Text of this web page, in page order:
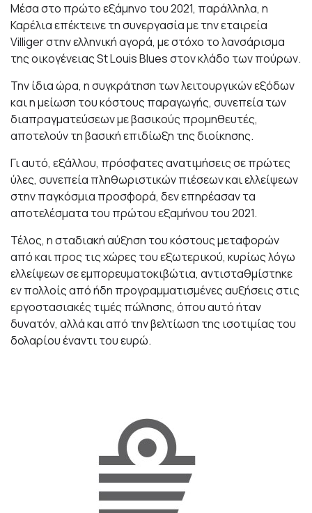
Μέσα στο πρώτο εξάμηνο του 2021, παράλληλα, η
Καρέλια επέκτεινε τη συνεργασία με την εταιρεία
Villiger στην ελληνική αγορά, με στόχο το λανσάρισμα
της οικογένειας St Louis Blues στον κλάδο των πούρων.
Την ίδια ώρα, η συγκράτηση των λειτουργικών εξόδων
και η μείωση του κόστους παραγωγής, συνεπεία των
διαπραγματεύσεων με βασικούς προμηθευτές,
αποτελούν τη βασική επιδίωξη της διοίκησης.
Γι αυτό, εξάλλου, πρόσφατες ανατιμήσεις σε πρώτες
ύλες, συνεπεία πληθωριστικών πιέσεων και ελλείψεων
στην παγκόσμια προσφορά, δεν επηρέασαν τα
αποτελέσματα του πρώτου εξαμήνου του 2021.
Τέλος, η σταδιακή αύξηση του κόστους μεταφορών
από και προς τις χώρες του εξωτερικού, κυρίως λόγω
ελλείψεων σε εμπορευματοκιβώτια, αντισταθμίστηκε
εν πολλοίς από ήδη προγραμματισμένες αυξήσεις στις
εργοστασιακές τιμές πώλησης, όπου αυτό ήταν
δυνατόν, αλλά και από την βελτίωση της ισοτιμίας του
δολαρίου έναντι του ευρώ.